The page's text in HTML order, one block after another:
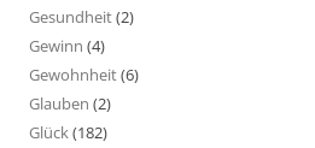
Gesundheit(2)
Gewinn (4)
Gewohnheit(6)
Glauben (2)
Glück(182)